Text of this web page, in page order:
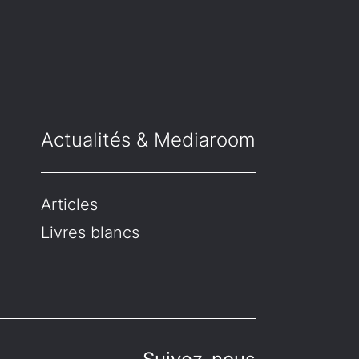
Actualités & Mediaroom
Articles
Livres blancs